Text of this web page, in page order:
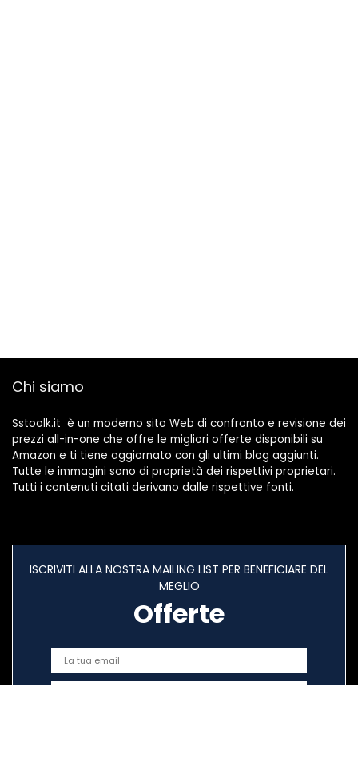
Chi siamo
Sstoolk.it è un moderno sito Web di confronto e revisione dei
prezzi all-in-one che offre le migliori offerte disponibili su
Amazon e ti tiene aggiornato con gli ultimi blog aggiunti.
Tutte le immagini sono di proprietà dei rispettivi proprietari.
Tutti i contenuti citati derivano dalle rispettive fonti.
ISCRIVITI ALLA NOSTRA MAILING LIST PER BENEFICIARE DEL
MEGLIO
Offerte